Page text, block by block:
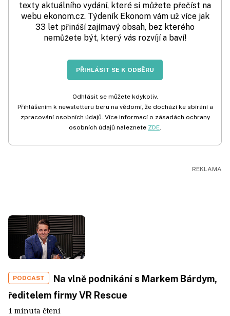
texty aktuálního vydání, které si můžete přečíst na
webu ekonom.cz. Týdeník Ekonom vám už více jak
33 let přináší zajímavý obsah, bez kterého
nemůžete být, který vás rozvíjí a baví!
PŘIHLÁSIT SE K ODBĚRU
Odhlásit se můžete kdykoliv.
Přihlášením k newsletteru beru na vědomí, že dochází ke sbírání a
zpracování osobních údajů. Více informací o zásadách ochrany
osobních údajů naleznete ZDE.
PODCAST
Na vlně podnikání s Markem Bárdym,
ředitelem firmy VR Rescue
1 minuta čtení